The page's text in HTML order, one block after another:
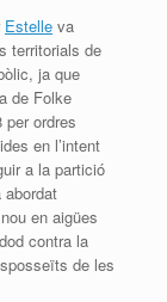
Estelle va
territorials de
ja que
de Folke
ordres
en l’intent
a la partició
abordat
en aigües
contra la
de les